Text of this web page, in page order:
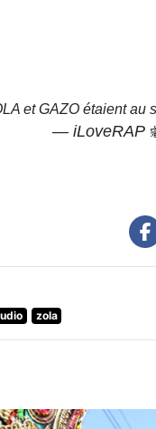
et GAZO étaient au
— iLoveRAP
zola